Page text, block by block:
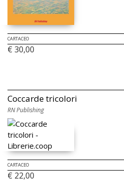
CARTACEO
€ 30,00
Coccarde tricolori
RN Publishing
CARTACEO
€ 22,00